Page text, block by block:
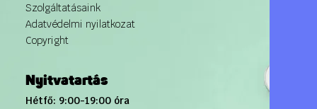
Szolgáltatásaink
Adatvédelmi nyilatkozat
Copyright
Nyitvatartás
Hétfő: 9:00-19:00 óra